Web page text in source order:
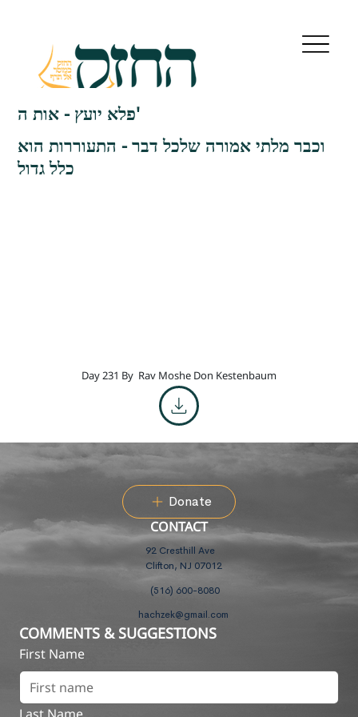
פלא יועץ - אות ה'
וכבר מלתי אמורה שלכל דבר - התעוררות הוא
כלל גדול
Day 231 By Rav Moshe Don Kestenbaum
Donate
CONTACT
92 Cresthill Ave
Clifton, NJ 07012
(516) 600-8080
hachzek@gmail.com
COMMENTS & SUGGESTIONS
First Name